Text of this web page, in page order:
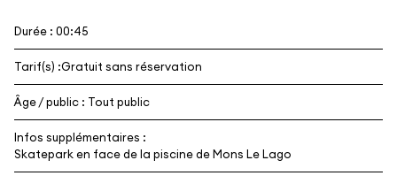
Durée : 00:45
Tarif(s) :Gratuit sans réservation
Âge / public : Tout public
Infos supplémentaires :
Skatepark en face de la piscine de Mons Le Lago